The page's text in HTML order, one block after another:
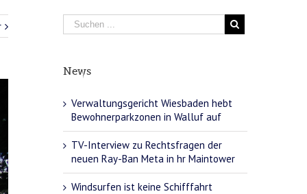
News
Verwaltungsgericht Wiesbaden hebt
Bewohnerparkzonen in Walluf auf
TV-Interview zu Rechtsfragen der
neuen Ray-Ban Meta in hr Maintower
Windsurfen ist keine Schifffahrt